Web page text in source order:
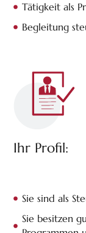
Tätigkeit als
Begleitung
Ihr Profil:
Sie sind als
Sie besitzen